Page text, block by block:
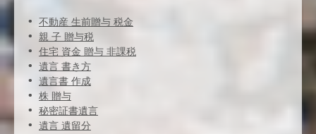
不動産 生前贈与 税金
親 子 贈与税
住宅 資金 贈与 非課税
遺言 書き方
遺言書 作成
株 贈与
秘密証書遺言
遺言 遺留分